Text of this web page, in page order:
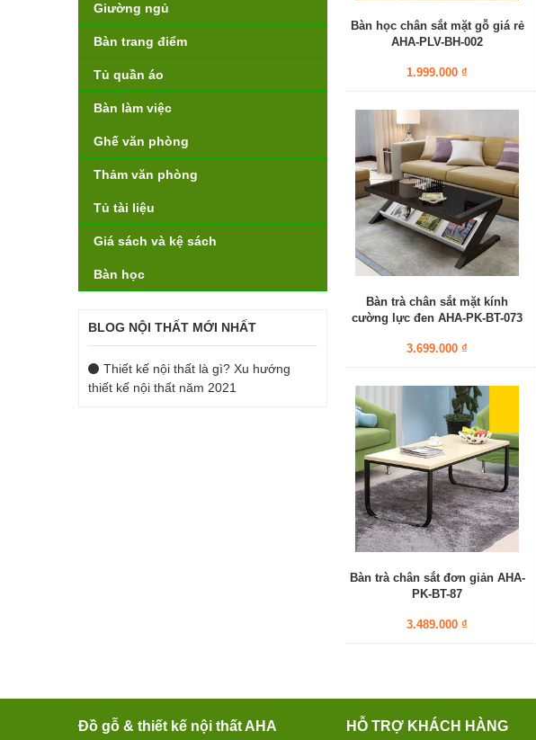
Bàn học chân sắt mặt gỗ giá rẻ
AHA-PLV-BH-002
1.999.000 ₫
Bàn trà chân sắt mặt kính
cường lực đen AHA-PK-BT-073
3.699.000 ₫
Bàn trà chân sắt đơn giản AHA-
PK-BT-87
3.489.000 ₫
Giường ngủ
Bàn trang điểm
Tủ quần áo
Bàn làm việc
Ghế văn phòng
Thảm văn phòng
Tủ tài liệu
Giá sách và kệ sách
Bàn học
BLOG NỘI THẤT MỚI NHẤT
Thiết kế nội thất là gì? Xu hướng
thiết kế nội thất năm 2021
Đồ gỗ & thiết kế nội thất AHA HỖ TRỢ KHÁCH HÀNG